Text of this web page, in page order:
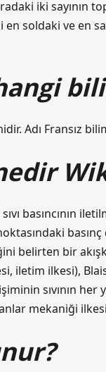
iki sayının
soldaki ve en
Adı Fransız
basıncının
belirten bir
iletim ilkesi),
sıvının
mekaniği